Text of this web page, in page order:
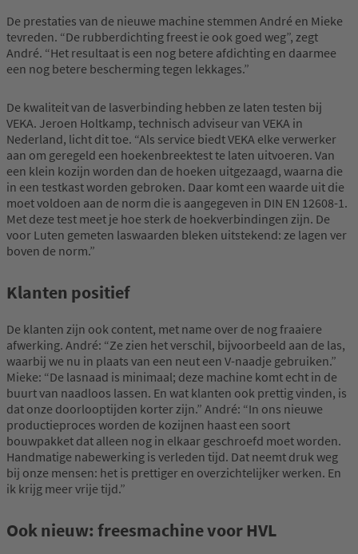
De prestaties van de nieuwe machine stemmen André en Mieke
tevreden. “De rubberdichting freest ie ook goed weg”, zegt
André. “Het resultaat is een nog betere afdichting en daarmee
een nog betere bescherming tegen lekkages.”
De kwaliteit van de lasverbinding hebben ze laten testen bij
VEKA. Jeroen Holtkamp, technisch adviseur van VEKA in
Nederland, licht dit toe. “Als service biedt VEKA elke verwerker
aan om geregeld een hoekenbreektest te laten uitvoeren. Van
een klein kozijn worden dan de hoeken uitgezaagd, waarna die
in een testkast worden gebroken. Daar komt een waarde uit die
moet voldoen aan de norm die is aangegeven in DIN EN 12608-1.
Met deze test meet je hoe sterk de hoekverbindingen zijn. De
voor Luten gemeten laswaarden bleken uitstekend: ze lagen ver
boven de norm.”
Klanten positief
De klanten zijn ook content, met name over de nog fraaiere
afwerking. André: “Ze zien het verschil, bijvoorbeeld aan de las,
waarbij we nu in plaats van een neut een V-naadje gebruiken.”
Mieke: “De lasnaad is minimaal; deze machine komt echt in de
buurt van naadloos lassen. En wat klanten ook prettig vinden, is
dat onze doorlooptijden korter zijn.” André: “In ons nieuwe
productieproces worden de kozijnen haast een soort
bouwpakket dat alleen nog in elkaar geschroefd moet worden.
Handmatige nabewerking is verleden tijd. Dat neemt druk weg
bij onze mensen: het is prettiger en overzichtelijker werken. En
ik krijg meer vrije tijd.”
Ook nieuw: freesmachine voor HVL